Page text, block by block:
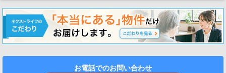
お電話でのお問い合わせ